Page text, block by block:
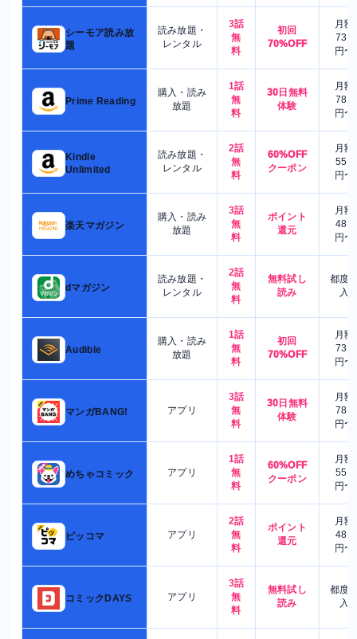
シーモア読み放
題
読み放題・
レンタル
3話
無
料
初回
70%OFF
月額
730
円〜
Prime Reading
購入・読み
放題
1話
無
料
30日無料
体験
月額
780
円〜
Kindle
Unlimited
読み放題・
レンタル
2話
無
料
60%OFF
クーポン
月額
550
円〜
楽天マガジン
購入・読み
放題
3話
無
料
ポイント
還元
月額
480
円〜
dマガジン
読み放題・
レンタル
2話
無
料
無料試し
読み
都度
入
Audible
購入・読み
放題
1話
無
料
初回
70%OFF
月額
730
円〜
マンガBANG! アプリ
3話
無
料
30日無料
体験
月額
780
円〜
めちゃコミック アプリ
1話
無
料
60%OFF
クーポン
月額
550
円〜
ピッコマ アプリ
2話
無
料
ポイント
還元
月額
480
円〜
コミックDAYS アプリ
3話
無
料
無料試し
読み
都度
入